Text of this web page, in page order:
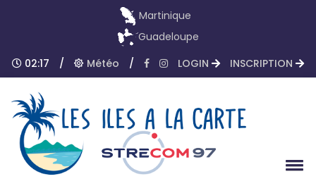
Martinique
Guadeloupe
02:17
/ Météo / LOGIN INSCRIPTION